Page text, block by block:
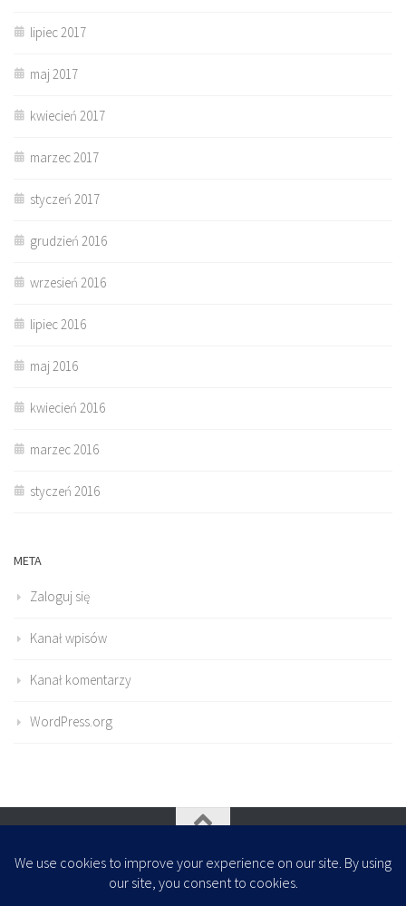
lipiec 2017
maj 2017
kwiecień 2017
marzec 2017
styczeń 2017
grudzień 2016
wrzesień 2016
lipiec 2016
maj 2016
kwiecień 2016
marzec 2016
styczeń 2016
META
Zaloguj się
Kanał wpisów
Kanał komentarzy
WordPress.org